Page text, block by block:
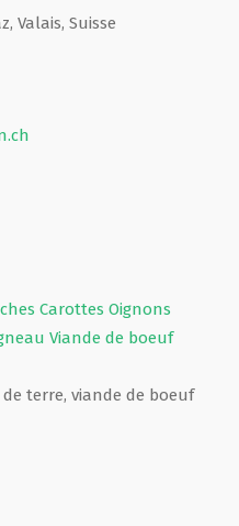
Valais, Suisse
Carottes Oignons
Viande de boeuf
terre, viande de boeuf